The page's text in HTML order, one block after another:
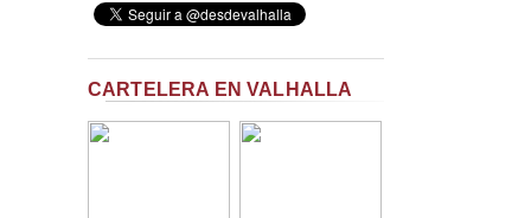
CARTELERA EN VALHALLA